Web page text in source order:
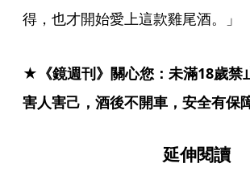
得，也才開始愛上這款雞尾酒。」
★《鏡週刊》關心您：未滿18歲禁
害人害己，酒後不開車，安全有保障
延伸閱讀